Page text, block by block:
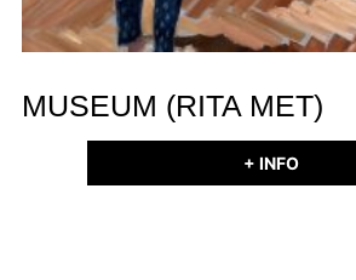
MUSEUM (RITA MET)
+ INFO